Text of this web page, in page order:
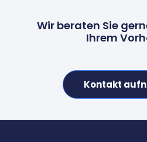
Wir beraten Sie
Ihrem
Kontakt